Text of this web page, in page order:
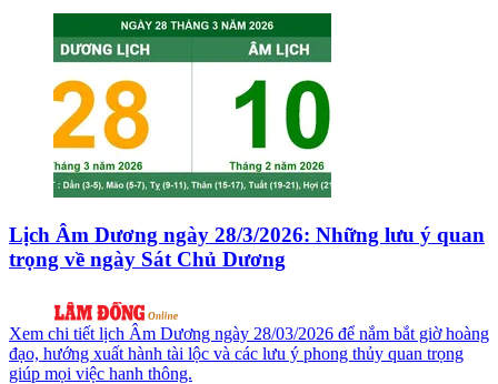
Lịch Âm Dương ngày 28/3/2026: Những lưu ý quan
trọng về ngày Sát Chủ Dương
Xem chi tiết lịch Âm Dương ngày 28/03/2026 để nắm bắt giờ hoàng
đạo, hướng xuất hành tài lộc và các lưu ý phong thủy quan trọng
giúp mọi việc hanh thông.